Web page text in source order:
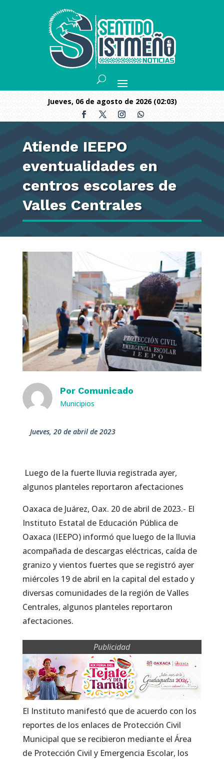
jueves, 06 de agosto de 2026 (02:03)
Atiende IEEPO
eventualidades en
centros escolares de
Valles Centrales
Por Comunicado
Municipios
jueves, 20 de abril de 2023
Luego de la fuerte lluvia registrada ayer,
algunos planteles reportaron afectaciones
Oaxaca de Juárez, Oax. 20 de abril de 2023.- El
Instituto Estatal de Educación Pública de
Oaxaca (IEEPO) informó que luego de la lluvia
acompañada de descargas eléctricas, caída de
granizo y vientos fuertes que se registró ayer
miércoles 19 de abril en la capital del estado y
diversas comunidades de la región de Valles
Centrales, algunos planteles reportaron
afectaciones.
Publicidad
El Instituto manifestó que de acuerdo con los
reportes de los enlaces de Protección Civil
Municipal que se recibieron mediante el Área
de Protección Civil y Emergencia Escolar, los